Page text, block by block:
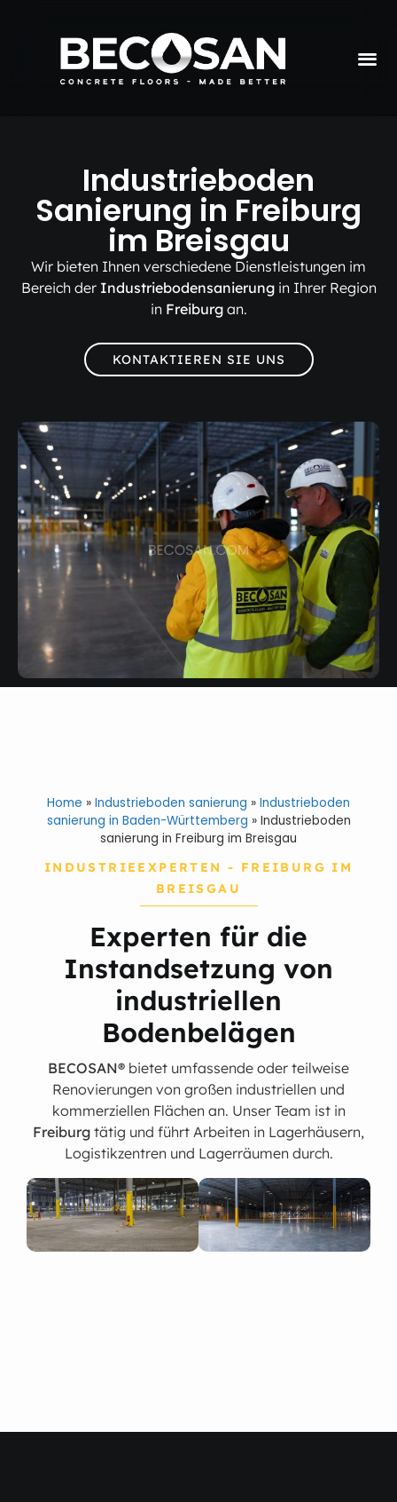
Industrieboden
Sanierung in Freiburg
im Breisgau
Wir bieten Ihnen verschiedene Dienstleistungen im
Bereich der Industriebodensanierungin Ihrer Region
in Freiburgan.
KONTAKTIEREN SIE UNS
Home » Industrieboden sanierung » Industrieboden
sanierung in Baden-Württemberg » Industrieboden
sanierung in Freiburg im Breisgau
INDUSTRIEEXPERTEN - FREIBURG IM
BREISGAU
Experten für die
Instandsetzung von
industriellen
Bodenbelägen
BECOSAN® bietet umfassende oder teilweise
Renovierungen von großen industriellen und
kommerziellen Flächen an. Unser Team ist in
Freiburg tätig und führt Arbeiten in Lagerhäusern,
Logistikzentren und Lagerräumen durch.